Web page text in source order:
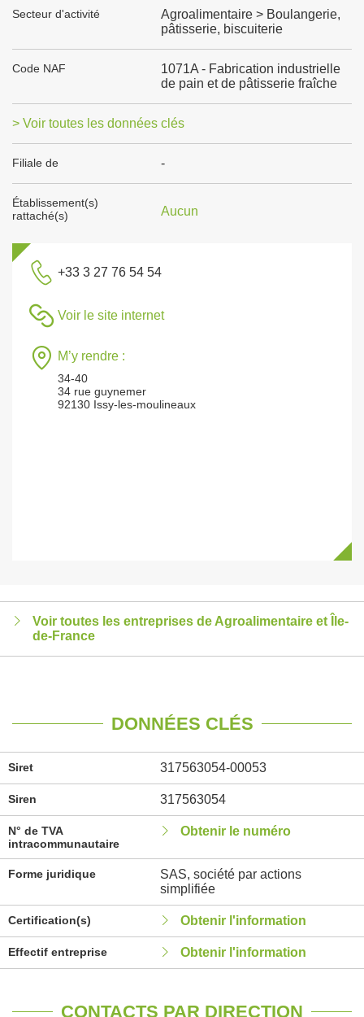
Secteur d'activité
Agroalimentaire > Boulangerie,
pâtisserie, biscuiterie
Code NAF
1071A - Fabrication industrielle
de pain et de pâtisserie fraîche
> Voir toutes les données clés
Filiale de -
Établissement(s)
rattaché(s)
Aucun
+33 3 27 76 54 54
Voir le site internet
M’y rendre :
34-40
34 rue guynemer
92130 Issy-les-moulineaux
Voir toutes les entreprises de Agroalimentaire et Île-
de-France
DONNÉES CLÉS
Siret 317563054-00053
Siren 317563054
N° de TVA
intracommunautaire
Obtenir le numéro
Forme juridique
SAS, société par actions
simplifiée
Certification(s) Obtenir l'information
Effectif entreprise Obtenir l'information
CONTACTS PAR DIRECTION